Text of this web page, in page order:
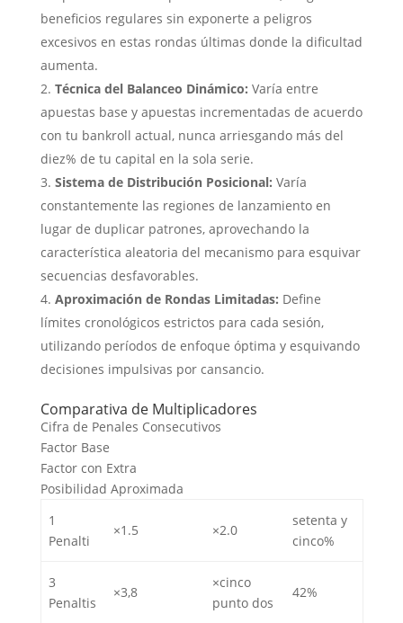
beneficios regulares sin exponerte a peligros
excesivos en estas rondas últimas donde la dificultad
aumenta.
Técnica del Balanceo Dinámico: Varía entre
apuestas base y apuestas incrementadas de acuerdo
con tu bankroll actual, nunca arriesgando más del
diez% de tu capital en la sola serie.
Sistema de Distribución Posicional: Varía
constantemente las regiones de lanzamiento en
lugar de duplicar patrones, aprovechando la
característica aleatoria del mecanismo para esquivar
secuencias desfavorables.
Aproximación de Rondas Limitadas: Define
límites cronológicos estrictos para cada sesión,
utilizando períodos de enfoque óptima y esquivando
decisiones impulsivas por cansancio.
Comparativa de Multiplicadores
Cifra de Penales Consecutivos
Factor Base
Factor con Extra
Posibilidad Aproximada
1
Penalti
×1.5 ×2.0
setenta y
cinco%
3
Penaltis
×3,8
×cinco
punto dos
42%